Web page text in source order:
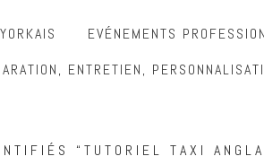
EVÉNEMENTS
ENTRETIEN,
“TUTORIEL TAXI